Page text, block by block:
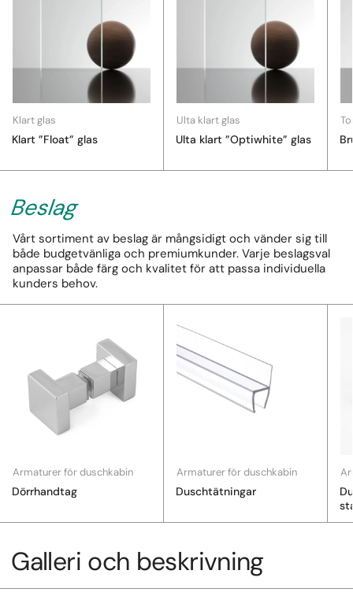
Klart glas
Klart ”Float” glas
Ulta klart glas
Ulta klart ”Optiwhite” glas
Beslag
Vårt sortiment av beslag är mångsidigt och vänder sig till
både budgetvänliga och premiumkunder. Varje beslagsval
anpassar både färg och kvalitet för att passa individuella
kunders behov.
Armaturer för duschkabin
Dörrhandtag
Armaturer för duschkabin
Duschtätningar
Galleri och beskrivning